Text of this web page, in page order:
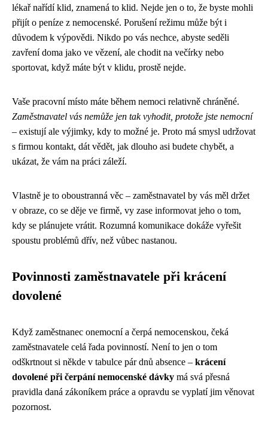
lékař nařídí klid, znamená to klid. Nejde jen o to, že byste mohli
přijít o peníze z nemocenské. Porušení režimu může být i
důvodem k výpovědi. Nikdo po vás nechce, abyste seděli
zavření doma jako ve vězení, ale chodit na večírky nebo
sportovat, když máte být v klidu, prostě nejde.
Vaše pracovní místo máte během nemoci relativně chráněné.
Zaměstnavatel vás nemůže jen tak vyhodit, protože jste nemocní
– existují ale výjimky, kdy to možné je. Proto má smysl udržovat
s firmou kontakt, dát vědět, jak dlouho asi budete chybět, a
ukázat, že vám na práci záleží.
Vlastně je to oboustranná věc – zaměstnavatel by vás měl držet
v obraze, co se děje ve firmě, vy zase informovat jeho o tom,
kdy se plánujete vrátit. Rozumná komunikace dokáže vyřešit
spoustu problémů dřív, než vůbec nastanou.
Povinnosti zaměstnavatele při krácení
dovolené
Když zaměstnanec onemocní a čerpá nemocenskou, čeká
zaměstnavatele celá řada povinností. Není to jen o tom
odškrtnout si někde v tabulce pár dnů absence – krácení
dovolené při čerpání nemocenské dávky má svá přesná
pravidla daná zákoníkem práce a opravdu se vyplatí jim věnovat
pozornost.